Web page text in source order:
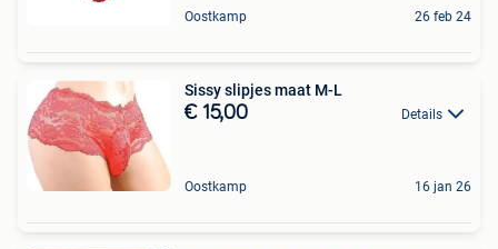
Oostkamp 26 feb 24
Sissy slipjes maat M-L
€ 15,00 Details
Oostkamp 16 jan 26